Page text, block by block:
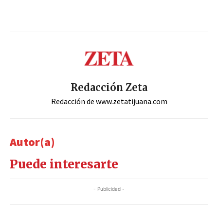
Redacción Zeta
Redacción de www.zetatijuana.com
Autor(a)
Puede interesarte
- Publicidad -